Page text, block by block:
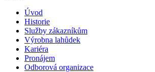
Úvod
Historie
Služby zákazníkům
Výrobna lahůdek
Kariéra
Pronájem
Odborová organizace